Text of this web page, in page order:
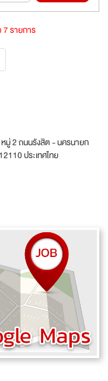
7 รายการ
มู่ 2 ถนนรังสิต - นครนายก
ประเทศไทย